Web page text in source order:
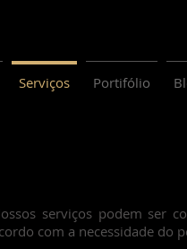
Serviços Portifólio
serviços podem ser
com a necessidade do